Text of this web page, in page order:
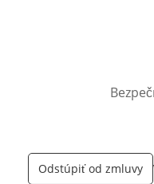
Odstúpiť od zmluvy